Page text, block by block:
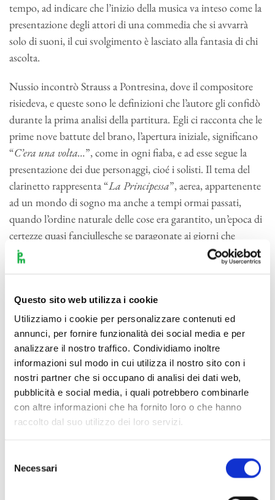
Questo sito web utilizza i cookie
Utilizziamo i cookie per personalizzare contenuti ed
annunci, per fornire funzionalità dei social media e per
analizzare il nostro traffico. Condividiamo inoltre
informazioni sul modo in cui utilizza il nostro sito con i
nostri partner che si occupano di analisi dei dati web,
pubblicità e social media, i quali potrebbero combinarle
con altre informazioni che ha fornito loro o che hanno
raccolto dal suo utilizzo dei loro servizi.
delNecessari
tempo, ad indicare che l’inizio della musica va inteso come la
presentazione degli attori di una commedia che si avvarrà
solo di suoni, il cui svolgimento è lasciato alla fantasia di chi
ascolta.
Nussio incontrò Strauss a Pontresina, dove il compositore
risiedeva, e queste sono le definizioni che l’autore gli confidò
durante la prima analisi della partitura. Egli ci racconta che le
prime nove battute del brano, l’apertura iniziale, significano
“C’era una volta…”, come in ogni fiaba, e ad esse segue la
presentazione dei due personaggi, cioé i solisti. Il tema del
clarinetto rappresenta “La Principessa”, aerea, appartenente
ad un mondo di sogno ma anche a tempi ormai passati,
quando l’ordine naturale delle cose era garantito, un’epoca di
certezze quasi fanciullesche se paragonate ai giorni che
l’anziano Richard viveva in Svizzera. Il fagotto, che aveva
taciuto sino a quel momento, entra con un tema definito
precedente, è goffo, affatto leggero e del tutto incompatibile
per sua natura con ogni nobiltà principesca. I due si
incontrano e la trama si sposta nel “Palazzo ” (tema degli
archi “Un poco Maestoso”), dove comincia un episodio,
Adorazione”, corrispondente all’Adagioche conclude la
prima parte del lavoro. Tutto il finale, unRondòdi fattura
assolutamente eccezionale, è da considerarsi come una specie
dihappy end conclusivo, nel quale non è difficile immaginare
sognare, di immergersi in una dimensione irreale e